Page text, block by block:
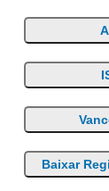
Baixar